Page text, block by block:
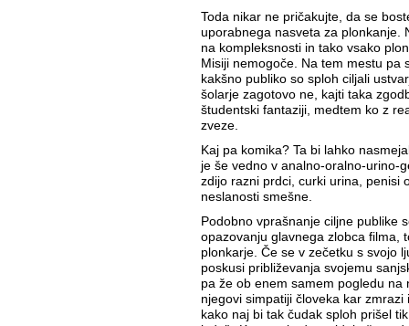
Toda nikar ne pričakujte, da se
uporabnega nasveta za plonkanje.
na kompleksnosti in tako vsako
Misiji nemogoče. Na tem mestu pa
kakšno publiko so sploh ciljali
šolarje zagotovo ne, kajti taka
študentski fantaziji, medtem ko z
zveze.
Kaj pa komika? Ta bi lahko
je še vedno v analno-oralno-urino-
zdijo razni prdci, curki urina, penisi
neslanosti smešne.
Podobno vprašnanje ciljne publike
opazovanju glavnega zlobca filma,
plonkarje. Če se v zečetku s svojo
poskusi približevanja svojemu
pa že ob enem samem pogledu na
njegovi simpatiji človeka kar
kako naj bi tak čudak sploh prišel